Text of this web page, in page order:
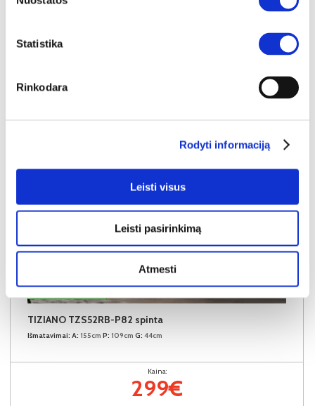
Statistika
Rinkodara
Rodyti informaciją
Leisti visus
Leisti pasirinkimą
Atmesti
YRA SANDĖLYJE
TIZIANO TZS52RB-P82 spinta
Išmatavimai: A: 155cm P: 109cm G: 44cm
Kaina:
299€